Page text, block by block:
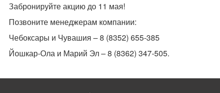
Забронируйте акцию до 11 мая!
Позвоните менеджерам компании:
Чебоксары и Чувашия – 8 (8352) 655-385
Йошкар-Ола и Марий Эл – 8 (8362) 347-505.